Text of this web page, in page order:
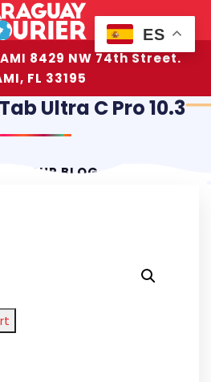
8429 NW 74th Street.
FL 33195
Ultra C Pro 10.3
OUR BLOG
ES